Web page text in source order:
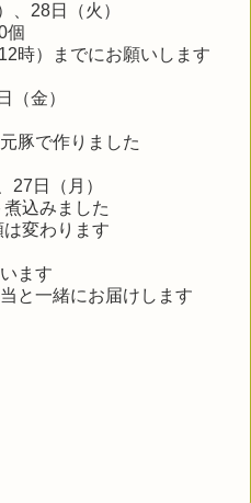
28日（火）
個
）までにお願いします
金）
で作りました
日（月）
込みました
変わります
ます
と一緒にお届けします